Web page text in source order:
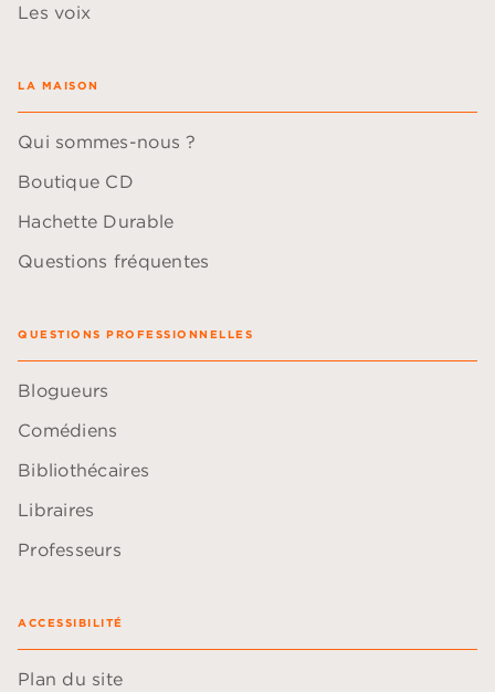
Les voix
LA MAISON
Qui sommes-nous ?
Boutique CD
Hachette Durable
Questions fréquentes
QUESTIONS PROFESSIONNELLES
Blogueurs
Comédiens
Bibliothécaires
Libraires
Professeurs
ACCESSIBILITÉ
Plan du site